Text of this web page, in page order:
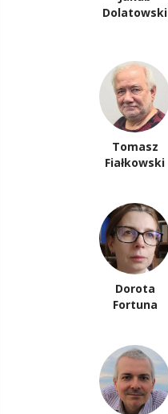
Dolatowski
Tomasz
Fiałkowski
Dorota
Fortuna